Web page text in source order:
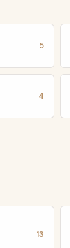
5
4
13